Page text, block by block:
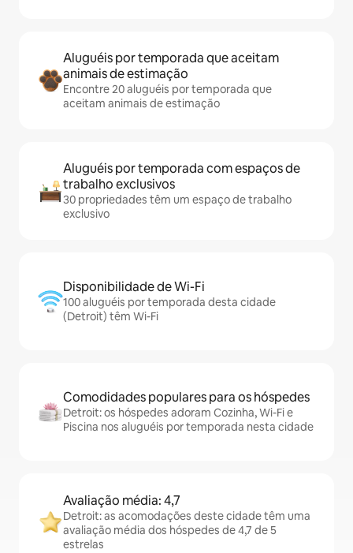
Aluguéis por temporada que aceitam
animais de estimação
Encontre 20 aluguéis por temporada que
aceitam animais de estimação
Aluguéis por temporada com espaços de
trabalho exclusivos
30 propriedades têm um espaço de trabalho
exclusivo
Disponibilidade de Wi-Fi
100 aluguéis por temporada desta cidade
(Detroit) têm Wi-Fi
Comodidades populares para os hóspedes
Detroit: os hóspedes adoram Cozinha, Wi-Fi e
Piscina nos aluguéis por temporada nesta cidade
Avaliação média: 4,7
Detroit: as acomodações deste cidade têm uma
avaliação média dos hóspedes de 4,7 de 5
estrelas